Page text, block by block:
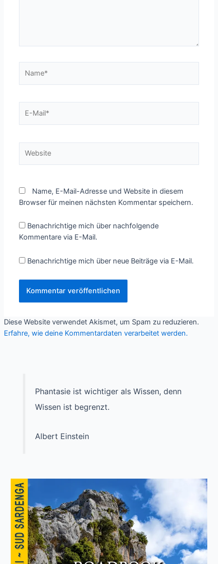
Mail*
Name, E-Mail-Adresse und Website in diesem
Browser für meinen nächsten Kommentar speichern.
Benachrichtige mich über nachfolgende
Kommentare via E-Mail.
Benachrichtige mich über neue Beiträge via E-Mail.
Diese Website verwendet Akismet, um Spam zu reduzieren.
Erfahre, wie deine Kommentardaten verarbeitet werden.
Phantasie ist wichtiger als Wissen, denn
Wissen ist begrenzt.
Albert Einstein